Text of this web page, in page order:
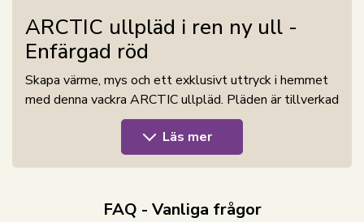
ARCTIC ullpläd i ren ny ull -
Enfärgad röd
Skapa värme, mys och ett exklusivt uttryck i hemmet
med denna vackra ARCTIC ullpläd. Pläden är tillverkad
i 100% ren ny ull, ett naturligt material känt för sin
värme, mjukhet och goda isoleringsförmåga. Med sin
röda färg får du en klassisk och tidlös pläd som både
extra värme i fåtöljen eller som ett mysigt täcke på
Läs mer
FAQ - Vanliga frågor